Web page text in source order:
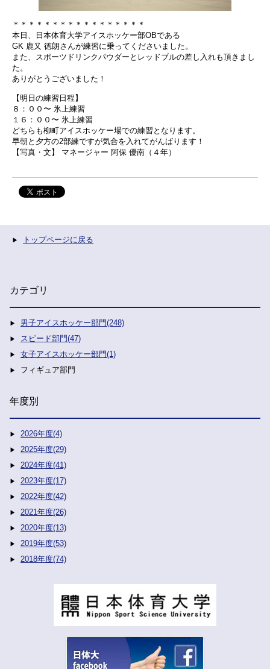
＊＊＊＊＊＊＊＊＊＊＊＊＊＊＊＊＊
本日、日本体育大学アイスホッケー部OBである
GK 鹿又 徳朗さんが練習に乗ってくださいました。
また、スポーツドリンクパウダーとレッドブルの差し入れも頂きまし
た。
ありがとうございました！
【明日の練習日程】
８：００〜 氷上練習
１６：００〜 氷上練習
どちらも柳町アイスホッケー場での練習となります。
早朝と夕方の2部練ですが気合を入れてがんばります！
【写真・文】 マネージャー 阿保 優南（４年）
トップページに戻る
カテゴリ
男子アイスホッケー部門(248)
スピード部門(47)
女子アイスホッケー部門(1)
フィギュア部門
年度別
2026年度(4)
2025年度(29)
2024年度(41)
2023年度(17)
2022年度(42)
2021年度(26)
2020年度(13)
2019年度(53)
2018年度(74)